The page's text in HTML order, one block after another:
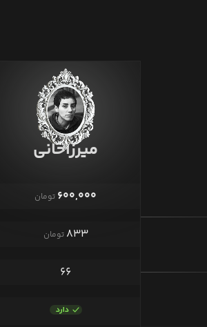
میرزاخانی
۶۰۰,۰۰۰ تومان
۸۳۳ تومان
۶۶